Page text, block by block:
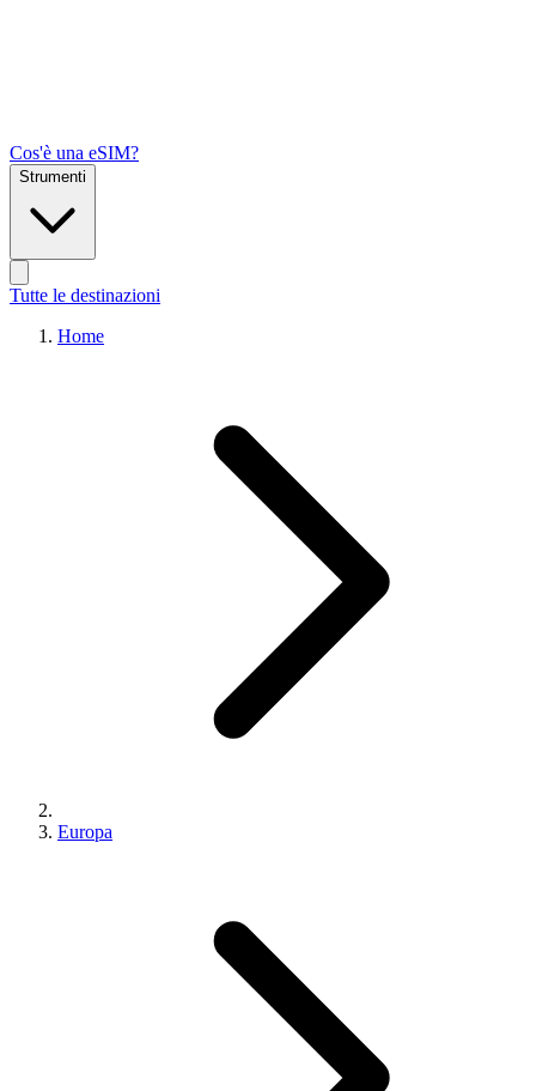
Cos'è una eSIM?
Strumenti
Tutte le destinazioni
Home
Europa